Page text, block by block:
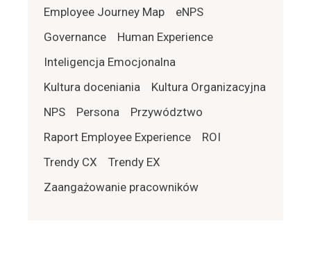
Employee Journey Map
eNPS
Governance
Human Experience
Inteligencja Emocjonalna
Kultura doceniania
Kultura Organizacyjna
NPS
Persona
Przywództwo
Raport Employee Experience
ROI
Trendy CX
Trendy EX
Zaangażowanie pracowników